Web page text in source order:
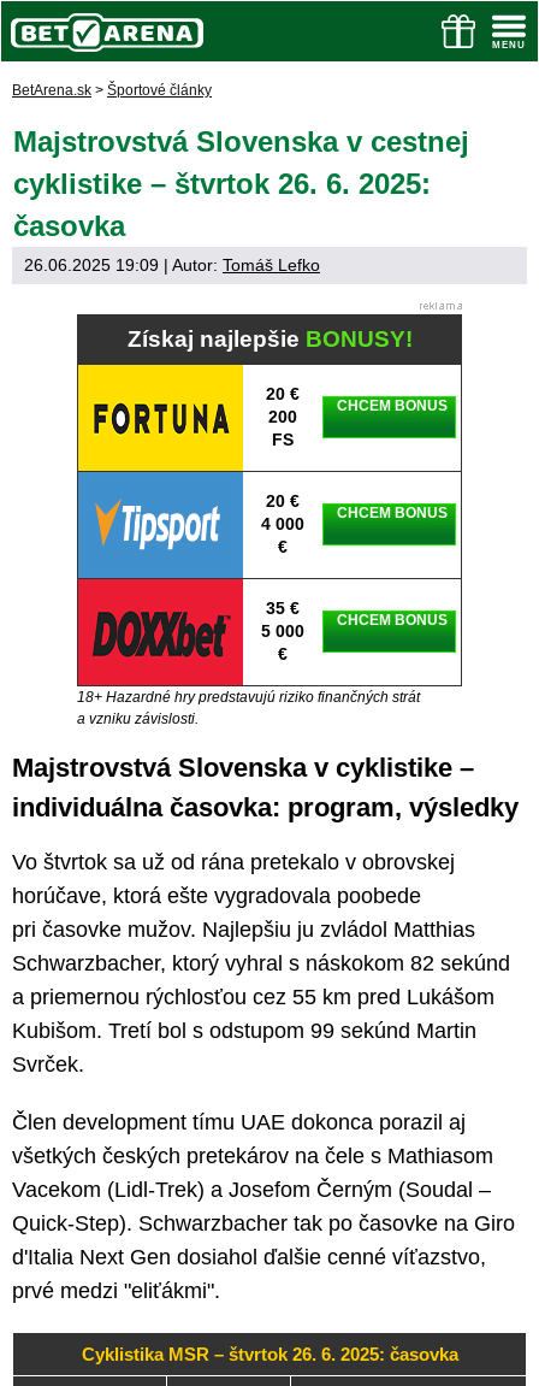
BetArena.sk > Športové články
Majstrovstvá Slovenska v cestnej
cyklistike – štvrtok 26. 6. 2025:
časovka
26.06.2025 19:09 | Autor: Tomáš Lefko
Získaj najlepšie BONUSY!
20 €
200
FS
CHCEM BONUS
20 €
4 000
€
CHCEM BONUS
35 €
5 000
€
CHCEM BONUS
18+ Hazardné hry predstavujú riziko finančných strát
a vzniku závislosti.
Majstrovstvá Slovenska v cyklistike –
individuálna časovka: program, výsledky
Vo štvrtok sa už od rána pretekalo v obrovskej
horúčave, ktorá ešte vygradovala poobede
pri časovke mužov. Najlepšiu ju zvládol Matthias
Schwarzbacher, ktorý vyhral s náskokom 82 sekúnd
a priemernou rýchlosťou cez 55 km pred Lukášom
Kubišom. Tretí bol s odstupom 99 sekúnd Martin
Svrček.
Člen development tímu UAE dokonca porazil aj
všetkých českých pretekárov na čele s Mathiasom
Vacekom (Lidl-Trek) a Josefom Černým (Soudal –
Quick-Step). Schwarzbacher tak po časovke na Giro
d'Italia Next Gen dosiahol ďalšie cenné víťazstvo,
prvé medzi "eliťákmi".
Cyklistika MSR – štvrtok 26. 6. 2025: časovka